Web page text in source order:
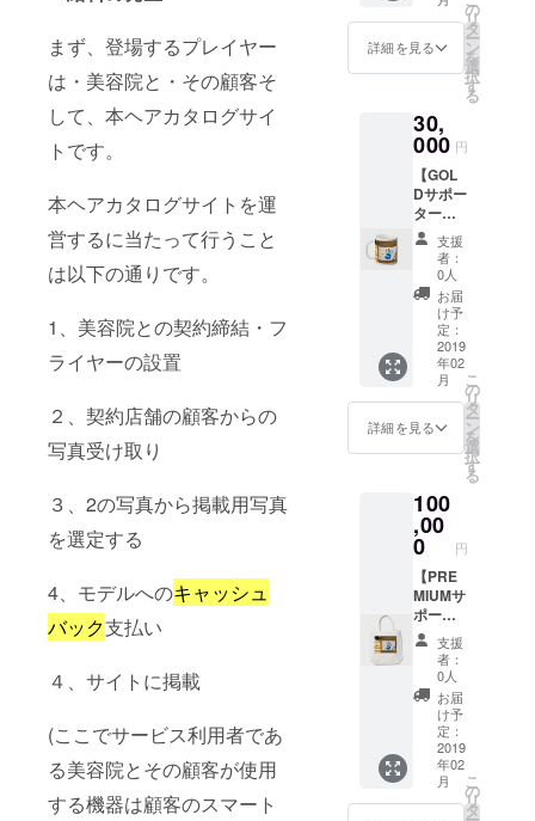
まず、登場するプレイヤー
は・美容院と・その顧客そ
して、本ヘアカタログサイ
トです。
本ヘアカタログサイトを運
営するに当たって行うこと
は以下の通りです。
1、美容院との契約締結・フ
ライヤーの設置
２、契約店舗の顧客からの
写真受け取り
３、2の写真から掲載用写真
を選定する
4、モデルへのキャッシュ
バック支払い
４、サイトに掲載
(ここでサービス利用者であ
る美容院とその顧客が使用
する機器は顧客のスマート
テッ
カー お
礼の
メッ
今プロ
ジェク
トのオ
リジナ
ル缶
バッジ
今プロ
ジェク
トのオ
リジナ
ルTシャ
ツ（ご
希望の
品のサ
イズ・
色を備
考欄に
すよう
お願い
いたし
ます。
サイ
ズ・色
につい
ては本
文の”・
Tシャツ
のサイ
ズ・色
につい
て”をご
参照く
ださ
い。）
詳細を見る
の
リ
タ
ー
ン
を
選
択
す
る
30,
000 円
【GOL
Dサポー
ター】
特設
ページ
でのお
名前掲
載 今プ
ロジェ
クトの
オリジ
ナルス
テッ
カー お
礼の
メッ
今プロ
ジェク
トのオ
リジナ
ルマグ
カップ
今プロ
ジェク
トのオ
リジナ
ル缶
バッジ
今プロ
ジェク
トのオ
リジナ
ルTシャ
支援
者：
0人
お届
け予
定：
2019
年02
月
詳細を見る
こ
の
リ
タ
ー
ン
を
選
択
す
る
100
,00
0 円
【PRE
MIUMサ
ポー
ター】
特設
ページ
でのお
名前掲
載 今プ
ロジェ
クトの
オリジ
ナルス
支援
者：
0人
お届
け予
定：
2019
年02
月
こ
の
リ
タ